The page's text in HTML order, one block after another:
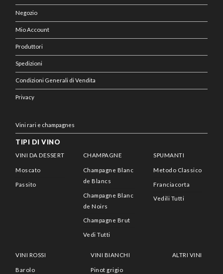
Negozio
Mio Account
Produttori
Spedizioni
Condizioni Generali di Vendita
Privacy
Vini rari e champagnes
TIPI DI VINO
VINI DA DESSERT
Moscato
Passito
CHAMPAGNE
Champagne Blanc
de Blancs
Champagne Blanc
de Noirs
Champagne Brut
Vedi Tutti
SPUMANTI
Metodo Classico
Franciacorta
Vedili Tutti
VINI ROSSI
Barolo
VINI BIANCHI
Pinot grigio
ALTRI VINI